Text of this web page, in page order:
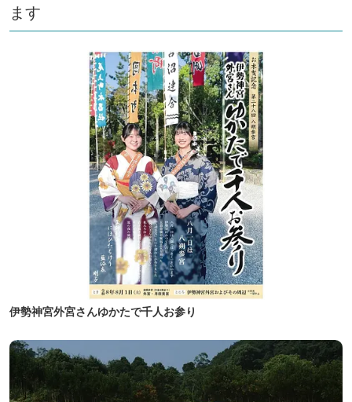
ます
伊勢神宮外宮さんゆかたで千人お参り